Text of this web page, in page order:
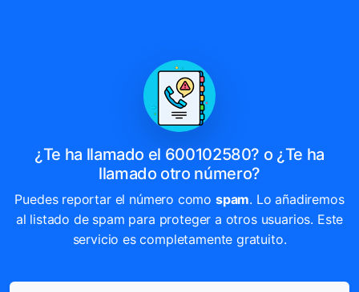
¿Te ha llamado el 600102580? o ¿Te ha
llamado otro número?
Puedes reportar el número como spam. Lo añadiremos
al listado de spam para proteger a otros usuarios. Este
servicio es completamente gratuito.